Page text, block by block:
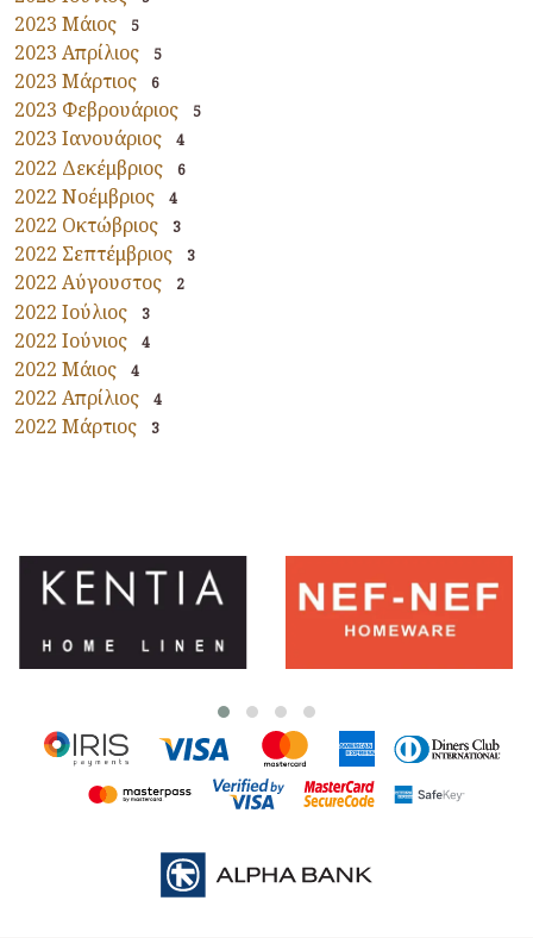
2023 Μάιος 5
2023 Απρίλιος 5
2023 Μάρτιος 6
2023 Φεβρουάριος 5
2023 Ιανουάριος 4
2022 Δεκέμβριος 6
2022 Νοέμβριος 4
2022 Οκτώβριος 3
2022 Σεπτέμβριος 3
2022 Αύγουστος 2
2022 Ιούλιος 3
2022 Ιούνιος 4
2022 Μάιος 4
2022 Απρίλιος 4
2022 Μάρτιος 3